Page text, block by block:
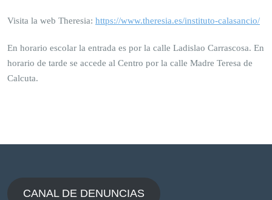
Visita la web Theresia: https://www.theresia.es/instituto-calasancio/
En horario escolar la entrada es por la calle Ladislao Carrascosa. En
horario de tarde se accede al Centro por la calle Madre Teresa de
Calcuta.
CANAL DE DENUNCIAS